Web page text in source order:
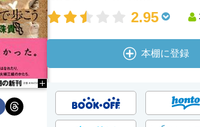
2.95
本棚に登録